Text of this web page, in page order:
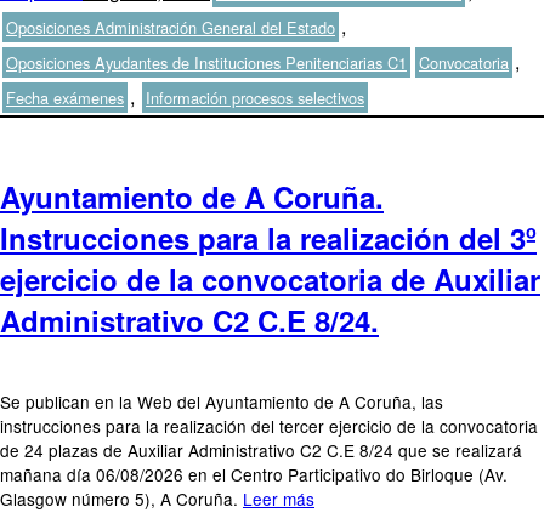
el
Oposiciones Administración General del Estado ,
Oposiciones Ayudantes de Instituciones Penitenciarias C1 Etiquetas
Convocatoria ,
Fecha exámenes , Información procesos selectivos
Ayuntamiento de A Coruña.
Instrucciones para la realización del 3º
ejercicio de la convocatoria de Auxiliar
Administrativo C2 C.E 8/24.
Se publican en la Web del Ayuntamiento de A Coruña, las
instrucciones para la realización del tercer ejercicio de la convocatoria
de 24 plazas de Auxiliar Administrativo C2 C.E 8/24 que se realizará
mañana día 06/08/2026 en el Centro Participativo do Birloque (Av.
Glasgow número 5), A Coruña. Leer más